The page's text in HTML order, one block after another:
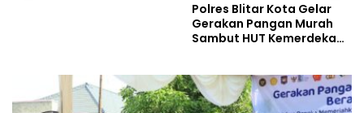
Polres Blitar Kota Gelar
Gerakan Pangan Murah
Sambut HUT Kemerdekaan